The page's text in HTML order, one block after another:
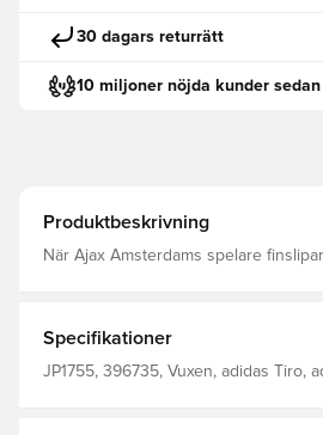
30 dagars returrätt
10 miljoner nöjda kunder
Produktbeskrivning
När Ajax Amsterdams spelare
du siktar. Fukthanterande
interlockmaterial ser till att inget står i
dig ut på planen. Normal passform Elastisk midja med
Specifikationer
JP1755, 396735, Vuxen, adidas Tiro,